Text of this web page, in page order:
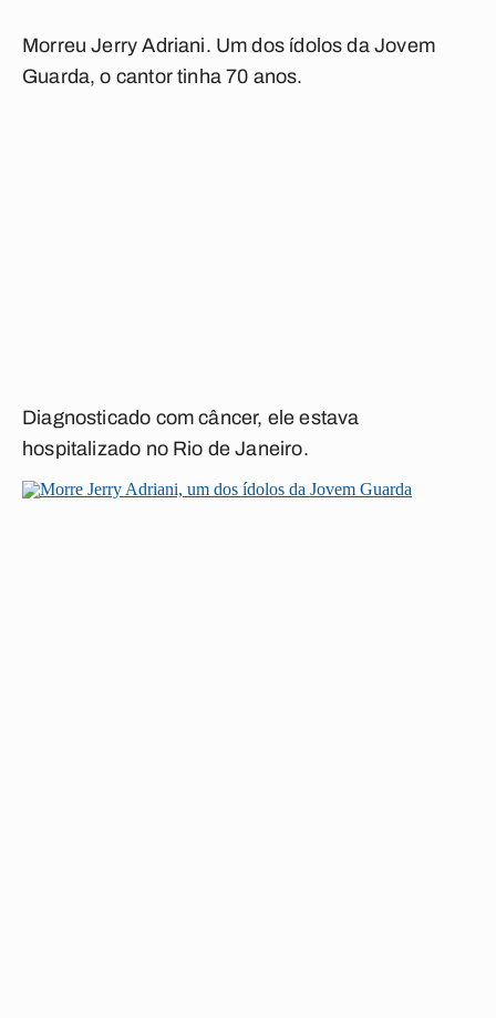
Morreu Jerry Adriani. Um dos ídolos da Jovem
Guarda, o cantor tinha 70 anos.
Diagnosticado com câncer, ele estava
hospitalizado no Rio de Janeiro.